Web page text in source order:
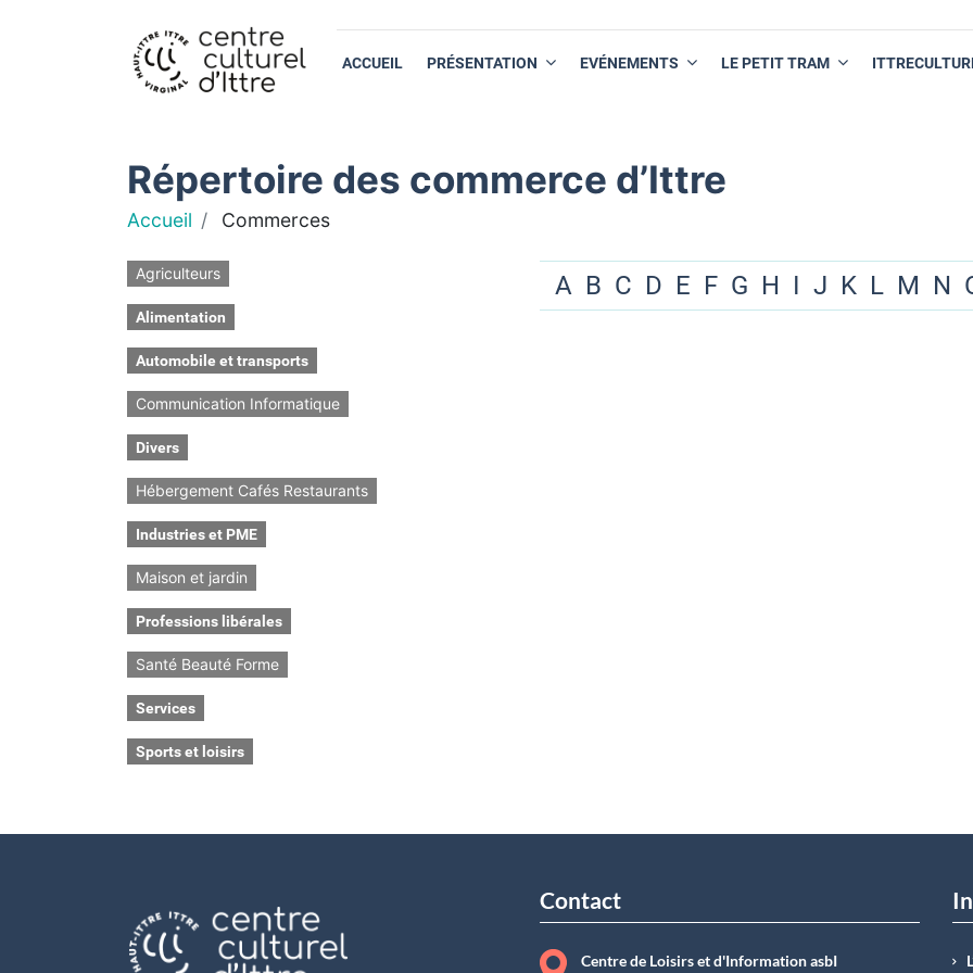
ACCUEIL PRÉSENTATION EVÉNEMENTS LE PETIT TRAM
Répertoire des commerce d’Ittre
Accueil Commerces
Agriculteurs
Alimentation
Automobile et transports
Communication Informatique
Divers
Hébergement Cafés Restaurants
Industries et PME
Maison et jardin
Professions libérales
Santé Beauté Forme
Services
Sports et loisirs
A B C D E F G H I J K L M N
Contact
Centre de Loisirs et d'Information asbI